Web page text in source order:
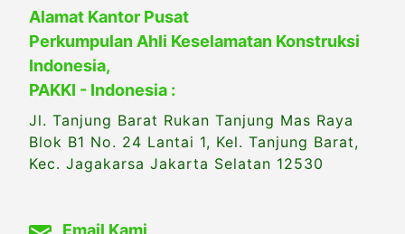
Alamat Kantor Pusat
Perkumpulan Ahli Keselamatan Konstruksi
Indonesia,
PAKKI - Indonesia :
Jl. Tanjung Barat Rukan Tanjung Mas Raya
Blok B1 No. 24 Lantai 1, Kel. Tanjung Barat,
Kec. Jagakarsa Jakarta Selatan 12530